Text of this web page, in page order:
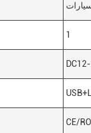
1
CE/